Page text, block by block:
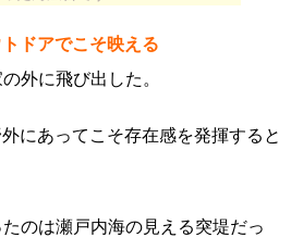
ドアでこそ映える
外に飛び出した。
にあってこそ存在感を発揮すると
のは瀬戸内海の見える突堤だっ